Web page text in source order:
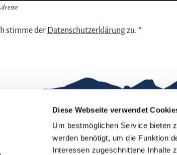
Diese Webseite verwendet
Um bestmöglichen Service bieten
werden benötigt, um die Funktion
Interessen zugeschnittene Inhalte
stimme der Datenschutzerklärungzu. *
Kontakt